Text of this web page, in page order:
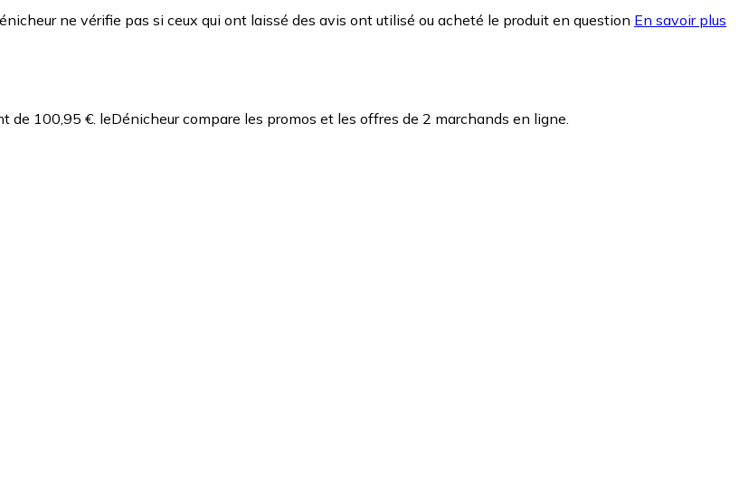
ne vérifie pas si ceux qui ont laissé des avis ont utilisé ou acheté le produit en question En savoir plus
de 100,95 €. leDénicheur compare les promos et les offres de 2 marchands en ligne.